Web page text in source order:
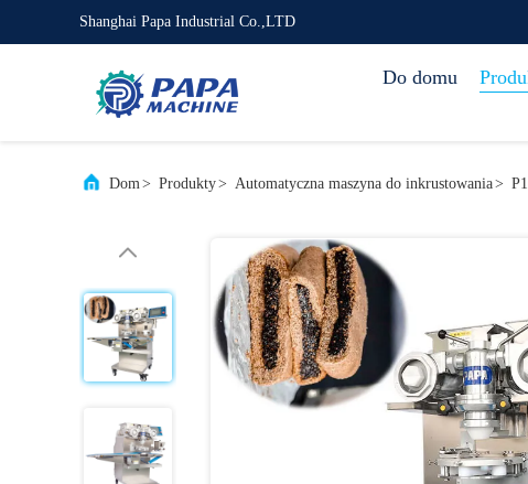
Shanghai Papa Industrial Co.,LTD
Do domu
Dom> Produkty> Automatyczna maszyna do inkrustowania>